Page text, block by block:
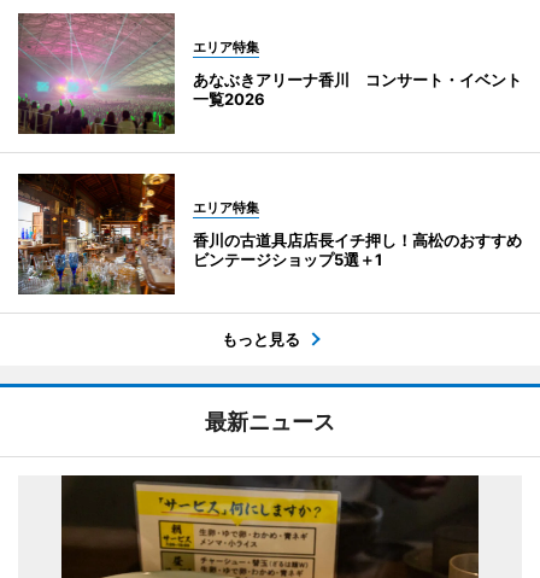
エリア特集
あなぶきアリーナ香川 コンサート・イベント
一覧2026
エリア特集
香川の古道具店店長イチ押し！高松のおすすめ
ビンテージショップ5選＋1
もっと見る
最新ニュース